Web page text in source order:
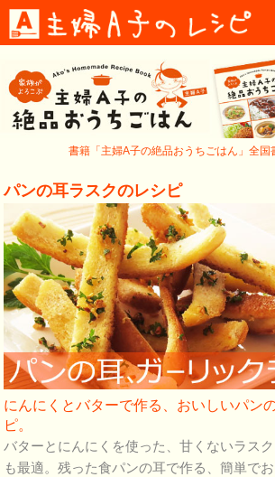
書籍「主婦A子の絶品おうちごはん」全国
パンの耳ラスクのレシピ
にんにくとバターで作る、おいしいパン
ピ。
バターとにんにくを使った、甘くないラス
も最適。残った食パンの耳で作る、簡単で